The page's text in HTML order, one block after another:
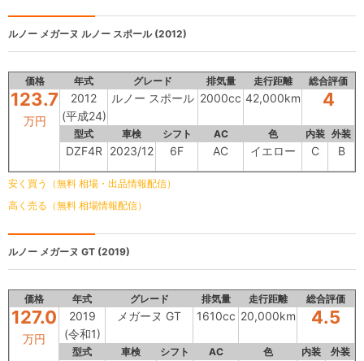
ルノー メガーヌ ルノー スポール (2012)
価格 年式 グレード 排気量 走行距離 総合評価
123.7
万円
2012
(平成24)
ルノー スポール 2000cc 42,000km 4
型式 車検 シフト AC 色 内装 外装
DZF4R 2023/12 6F AC イエロー C B
安く買う（無料 相場・出品情報配信）
高く売る（無料 相場情報配信）
ルノー メガーヌ GT (2019)
価格 年式 グレード 排気量 走行距離 総合評価
127.0
万円
2019
(令和1)
メガーヌ GT 1610cc 20,000km 4.5
型式 車検 シフト AC 色 内装 外装